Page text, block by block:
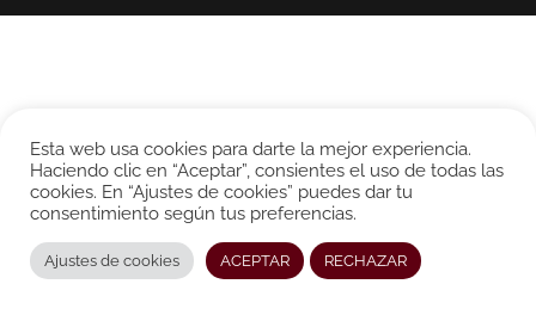
Esta web usa cookies para darte la mejor experiencia.
Haciendo clic en “Aceptar”, consientes el uso de todas las
cookies. En “Ajustes de cookies” puedes dar tu
consentimiento según tus preferencias.
Ajustes de cookies ACEPTAR RECHAZAR